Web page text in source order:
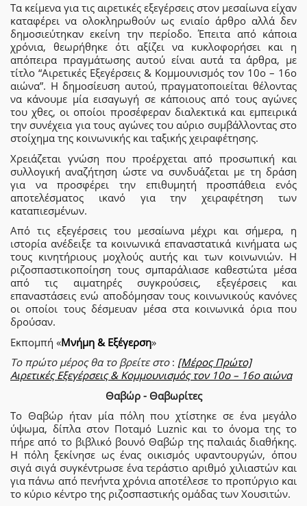
Τα κείμενα για τις αιρετικές εξεγέρσεις στον μεσαίωνα είχαν
καταφέρει να ολοκληρωθούν ως ενιαίο άρθρο αλλά δεν
δημοσιεύτηκαν εκείνη την περίοδο. Έπειτα από κάποια
χρόνια, θεωρήθηκε ότι αξίζει να κυκλοφορήσει και η
απόπειρα πραγμάτωσης αυτού είναι αυτά τα άρθρα, με
τίτλο “Αιρετικές Εξεγέρσεις & Κομμουνισμός τον 10ο – 16ο
αιώνα”. Η δημοσίευση αυτού, πραγματοποιείται θέλοντας
να κάνουμε μία εισαγωγή σε κάποιους από τους αγώνες
του χθες, οι οποίοι προσέφεραν διαλεκτικά και εμπειρικά
την συνέχεια για τους αγώνες του αύριο συμβάλλοντας στο
στοίχημα της κοινωνικής και ταξικής χειραφέτησης.
Χρειάζεται γνώση που προέρχεται από προσωπική και
συλλογική αναζήτηση ώστε να συνδυάζεται με τη δράση
για να προσφέρει την επιθυμητή προσπάθεια ενός
αποτελέσματος ικανό για την χειραφέτηση των
καταπιεσμένων.
Από τις εξεγέρσεις του μεσαίωνα μέχρι και σήμερα, η
ιστορία ανέδειξε τα κοινωνικά επαναστατικά κινήματα ως
τους κινητήριους μοχλούς αυτής και των κοινωνιών. Η
ριζοσπαστικοποίηση τους σμπαράλιασε καθεστώτα μέσα
από τις αιματηρές συγκρούσεις, εξεγέρσεις και
επαναστάσεις ενώ αποδόμησαν τους κοινωνικούς κανόνες
οι οποίοι τους δέσμευαν μέσα στα κοινωνικά όρια που
δρούσαν.
Εκπομπή «Μνήμη & Εξέγερση»
Το πρώτο μέρος θα το βρείτε στο: [Μέρος Πρώτο]
Αιρετικές Εξεγέρσεις & Κομμουνισμός τον 10ο – 16ο αιώνα
Θαβώρ - Θαβωρίτες
Το Θαβώρ ήταν μία πόλη που χτίστηκε σε ένα μεγάλο
ύψωμα, δίπλα στον Ποταμό Luznic και το όνομα της το
πήρε από το βιβλικό βουνό Θαβώρ της παλαιάς διαθήκης.
Η πόλη ξεκίνησε ως ένας οικισμός υφαντουργών, όπου
σιγά σιγά συγκέντρωσε ένα τεράστιο αριθμό χιλιαστών και
για πάνω από πενήντα χρόνια αποτέλεσε το προπύργιο και
το κύριο κέντρο της ριζοσπαστικής ομάδας των Χουσιτών.